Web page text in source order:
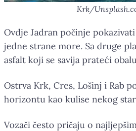
Krk/
Ovdje Jadran počinje
jedne strane more. Sa druge
asfalt koji se savija prateći
Ostrva Krk, Cres, Lošinj i Rab
horizontu kao kulise nekog
Vozači često pričaju o